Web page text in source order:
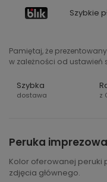
Szybkie
Pamiętaj, że
w zależności od ustawień
Szybka
dostawa z
Peruka imprezowa
Kolor oferowanej peruki
zdjęcia głównego.